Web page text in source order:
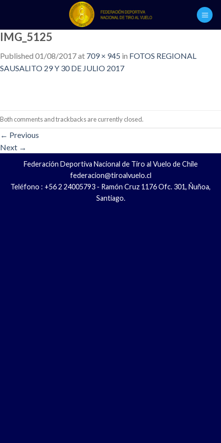
content
IMG_5125
Published 01/08/2017at 709 × 945 in FOTOS REGIONAL
SAUSALITO 29 Y 30 DE JULIO 2017
Both comments and trackbacks are currently closed.
← Previous
Next →
Federación Deportiva Nacional de Tiro al Vuelo de Chile
federacion@tiroalvuelo.cl
Teléfono : +56 2 24005793 - Ramón Cruz 1176 Ofc. 301, Ñuñoa,
Santiago.